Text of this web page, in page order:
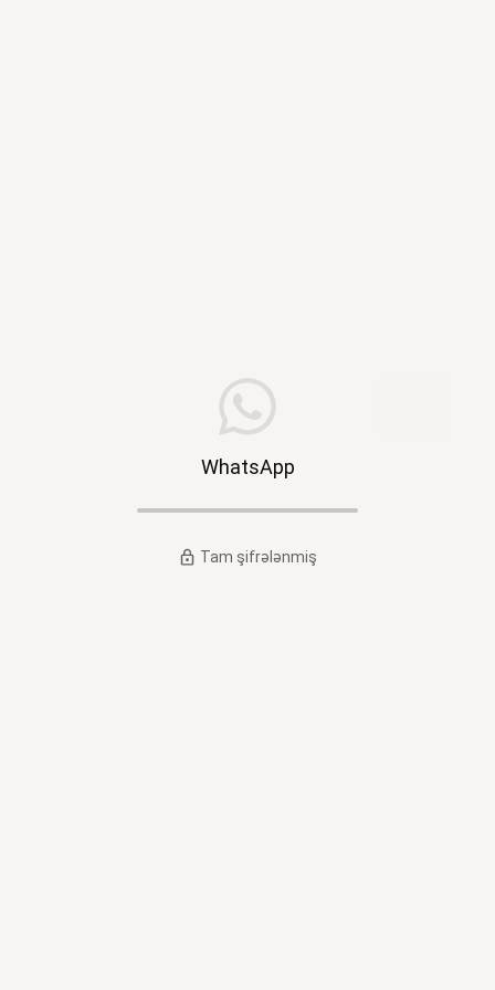
WhatsApp
Tam şifrələnmiş